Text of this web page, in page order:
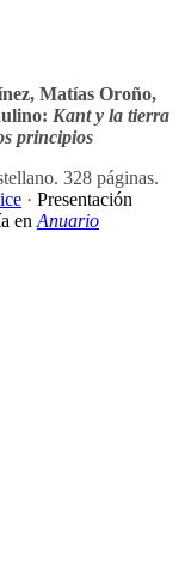
Matías Oroño,
Kant y la tierra
principios
328 páginas.
· Presentación
en Anuario